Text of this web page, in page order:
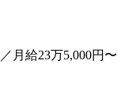
月給23万5,000円〜